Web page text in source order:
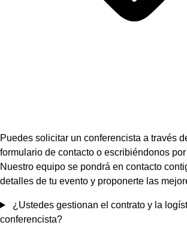
Puedes solicitar un conferencista a través
formulario de contacto o escribiéndonos
Nuestro equipo se pondrá en contacto
detalles de tu evento y proponerte las
¿Ustedes gestionan el contrato y la
conferencista?